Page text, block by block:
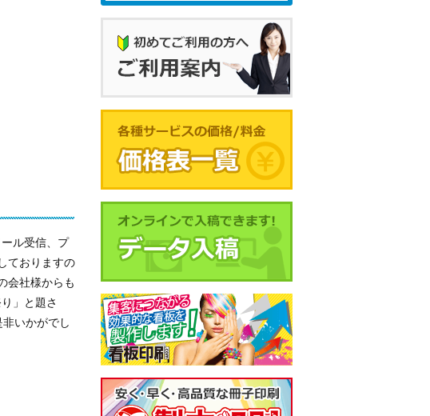
ル受信、プ
ておりますの
会社様からも
」と題さ
いかがでし